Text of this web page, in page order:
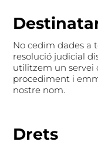
No cedim dades a
resolució judicial
utilitzem un servei
procediment i
nostre nom.
Drets